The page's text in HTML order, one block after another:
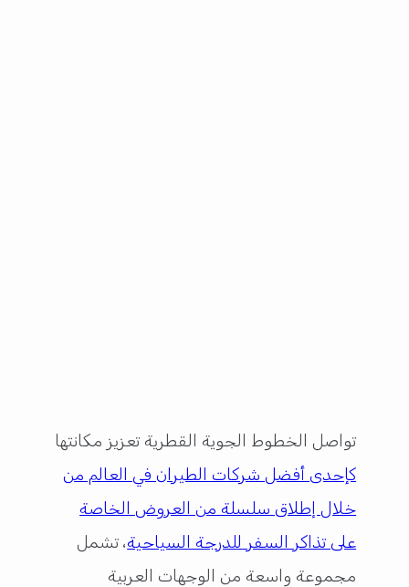
تواصل الخطوط الجوية القطرية تعزيز مكانتها
كإحدى أفضل شركات الطيران في العالم من
خلال إطلاق سلسلة من العروض الخاصة
على تذاكر السفر للدرجة السياحية، تشمل
مجموعة واسعة من الوجهات العربية